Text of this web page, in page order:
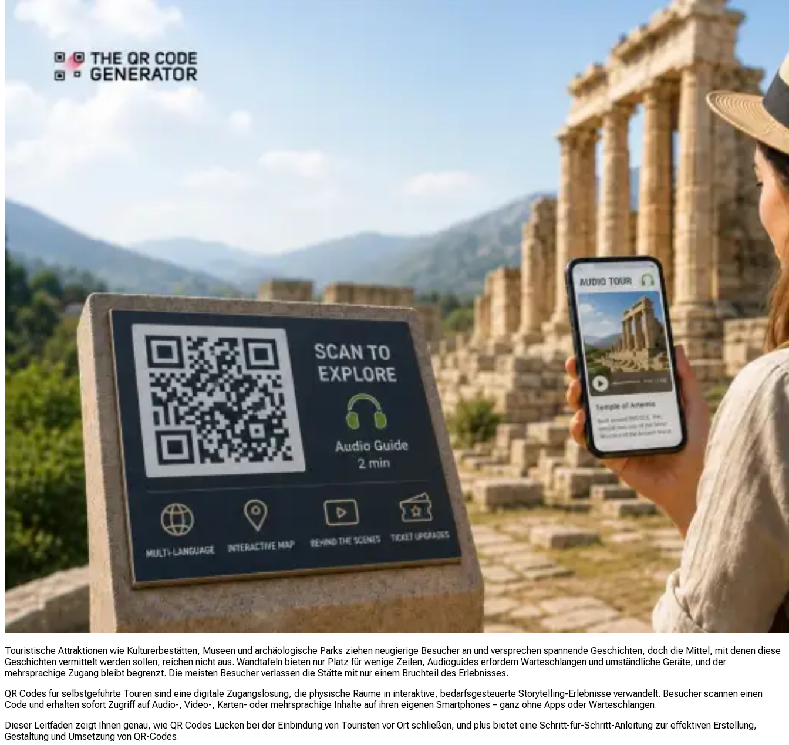
Touristische Attraktionen wie Kulturerbestätten, Museen und archäologische Parks ziehen neugierige Besucher an und versprechen spannende Geschichten, doch die Mittel, mit denen diese
Geschichten vermittelt werden sollen, reichen nicht aus. Wandtafeln bieten nur Platz für wenige Zeilen, Audioguides erfordern Warteschlangen und umständliche Geräte, und der
mehrsprachige Zugang bleibt begrenzt. Die meisten Besucher verlassen die Stätte mit nur einem Bruchteil des Erlebnisses.
QR Codes für selbstgeführte Touren sind eine digitale Zugangslösung, die physische Räume in interaktive, bedarfsgesteuerte Storytelling-Erlebnisse verwandelt. Besucher scannen einen
Code und erhalten sofort Zugriff auf Audio-, Video-, Karten- oder mehrsprachige Inhalte auf ihren eigenen Smartphones – ganz ohne Apps oder Warteschlangen.
Dieser Leitfaden zeigt Ihnen genau, wie QR Codes Lücken bei der Einbindung von Touristen vor Ort schließen, und plus bietet eine Schritt-für-Schritt-Anleitung zur effektiven Erstellung,
Gestaltung und Umsetzung von QR-Codes.